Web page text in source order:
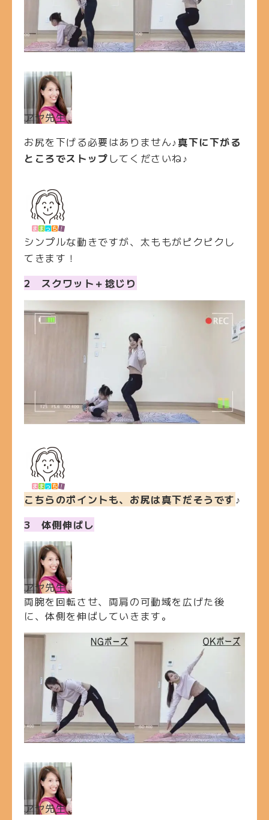
アヤ先生
お尻を下げる必要はありません♪真下に下がる
ところでストップしてくださいね♪
シンプルな動きですが、太ももがピクピクし
てきます！
2 スクワット＋捻じり
こちらのポイントも、お尻は真下だそうです♪
3 体側伸ばし
アヤ先生
両腕を回転させ、両肩の可動域を広げた後
に、体側を伸ばしていきます。
アヤ先生